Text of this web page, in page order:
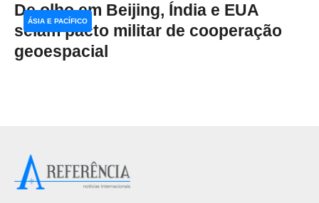
De olho em Beijing, Índia e EUA
selam pacto militar de cooperação
geoespacial
ÁSIA E PACÍFICO